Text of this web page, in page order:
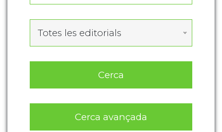
Totes les editorials
Cerca
Cerca avançada